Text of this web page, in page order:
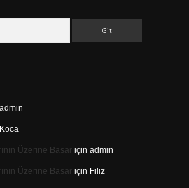
admin
Koca
Üzerine Basar için admin
Üzerine Basar için Filiz